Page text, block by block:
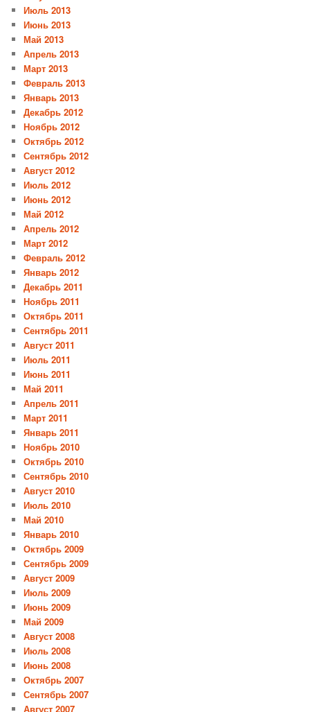
Июль 2013
Июнь 2013
Май 2013
Апрель 2013
Март 2013
Февраль 2013
Январь 2013
Декабрь 2012
Ноябрь 2012
Октябрь 2012
Сентябрь 2012
Август 2012
Июль 2012
Июнь 2012
Май 2012
Апрель 2012
Март 2012
Февраль 2012
Январь 2012
Декабрь 2011
Ноябрь 2011
Октябрь 2011
Сентябрь 2011
Август 2011
Июль 2011
Июнь 2011
Май 2011
Апрель 2011
Март 2011
Январь 2011
Ноябрь 2010
Октябрь 2010
Сентябрь 2010
Август 2010
Июль 2010
Май 2010
Январь 2010
Октябрь 2009
Сентябрь 2009
Август 2009
Июль 2009
Июнь 2009
Май 2009
Август 2008
Июль 2008
Июнь 2008
Октябрь 2007
Сентябрь 2007
Август 2007